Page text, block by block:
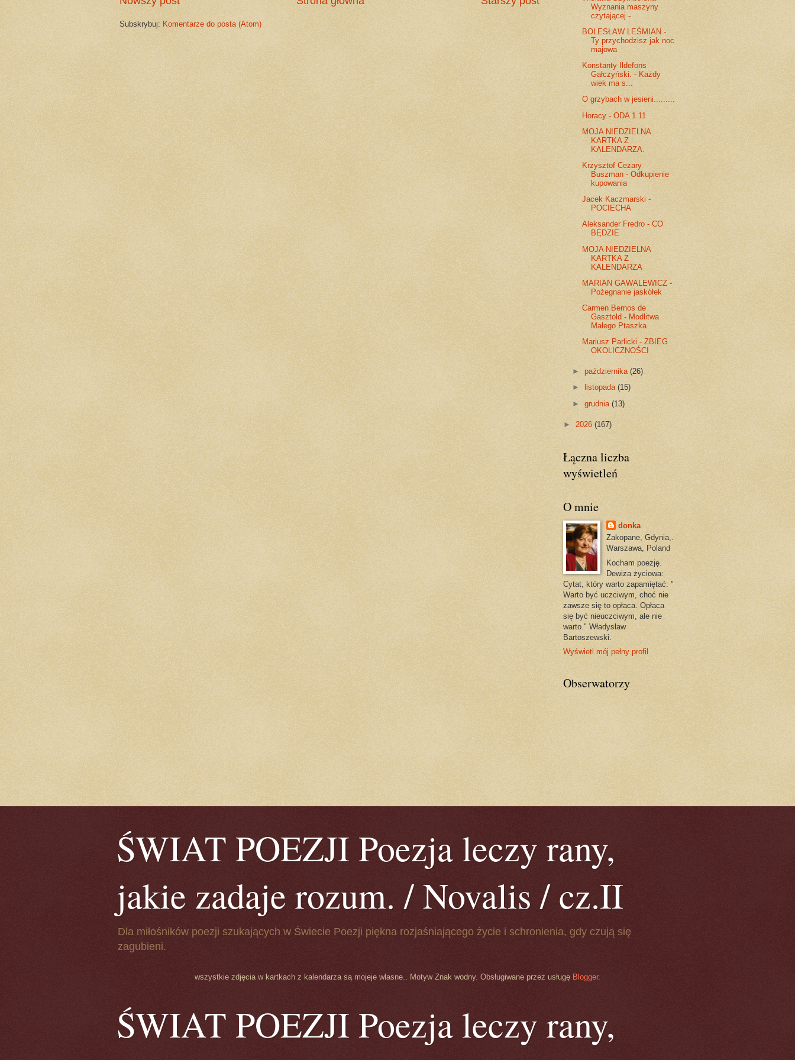
Subskrybuj: Komentarze do posta (Atom)
Wyznania maszyny
czytającej -
BOLESŁAW LEŚMIAN -
Ty przychodzisz jak noc
majowa
Konstanty Ildefons
Gałczyński. - Każdy
wiek ma s...
O grzybach w jesieni.........
Horacy - ODA 1.11
MOJA NIEDZIELNA
KARTKA Z
KALENDARZA.
Krzysztof Cezary
Buszman - Odkupienie
kupowania
Jacek Kaczmarski -
POCIECHA
Aleksander Fredro - CO
BĘDZIE
MOJA NIEDZIELNA
KARTKA Z
KALENDARZA
MARIAN GAWALEWICZ -
Pożegnanie jaskółek
Carmen Bernos de
Gasztold - Modlitwa
Małego Ptaszka
Mariusz Parlicki - ZBIEG
OKOLICZNOŚCI
►października(26)
►
listopada(15)
►grudnia(13)
► 2026 (167)
Łączna liczba
wyświetleń
O mnie
donka
Zakopane, Gdynia,.
Warszawa, Poland
Kocham poezję.
Dewiza życiowa:
Cytat, który warto zapamiętać: "
Warto być uczciwym, choć nie
zawsze się to opłaca. Opłaca
się być nieuczciwym, ale nie
warto." Władysław
Bartoszewski.
Wyświetl mój pełny profil
Obserwatorzy
ŚWIAT POEZJI Poezja leczy rany,
jakie zadaje rozum. / Novalis / cz.II
Dla miłośników poezji szukających w Świecie Poezji piękna rozjaśniającego życie i schronienia, gdy czują się
zagubieni.
wszystkie zdjęcia w kartkach z kalendarza są mojeje wlasne.. Motyw Znak wodny. Obsługiwane przez usługę Blogger.
ŚWIAT POEZJI Poezja leczy rany,